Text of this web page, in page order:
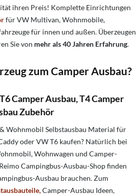
ihren Preis! Komplette Einrichtungen
für VW Multivan, Wohnmobile,
für innen und außen. Überzeugen
Sie von mehr als 40 Jahren Erfahrung.
zum Camper Ausbau?
Camper Ausbau, T4 Camper
Zubehör
Wohnmobil Selbstausbau Material für
oder VW T6 kaufen? Natürlich bei
Wohnwagen und Camper-
Campingbus-Ausbau-Shop finden
Ausbau brauchen. Zum
Camper-Ausbau Ideen,